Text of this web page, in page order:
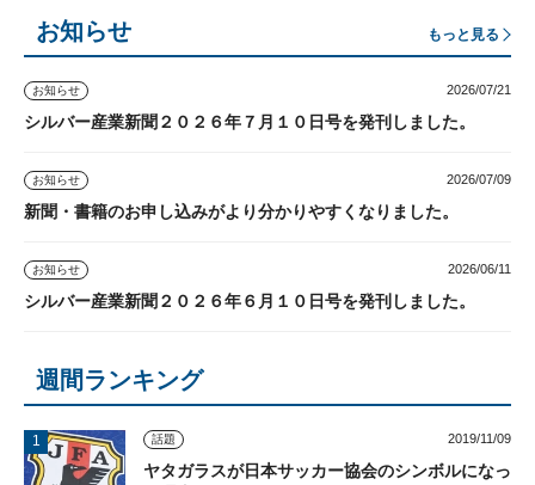
お知らせ もっと見る
お知らせ 2026/07/21
シルバー産業新聞２０２６年７月１０日号を発刊しました。
お知らせ 2026/07/09
新聞・書籍のお申し込みがより分かりやすくなりました。
お知らせ 2026/06/11
シルバー産業新聞２０２６年６月１０日号を発刊しました。
週間ランキング
話題 2019/11/09
ヤタガラスが日本サッカー協会のシンボルになっ